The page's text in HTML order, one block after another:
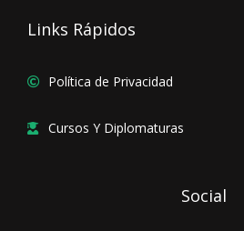
Links Rápidos
Política de Privacidad
Cursos Y Diplomaturas
Social